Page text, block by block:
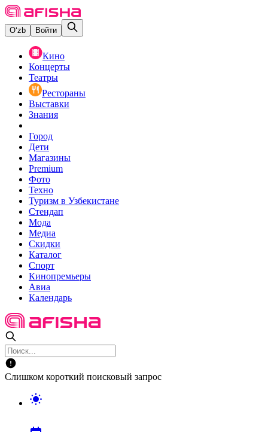
O‘zb Войти
Кино
Концерты
Театры
Рестораны
Выставки
Знания
Город
Дети
Магазины
Premium
Фото
Техно
Туризм в Узбекистане
Стендап
Мода
Медиа
Скидки
Каталог
Спорт
Кинопремьеры
Авиа
Календарь
Слишком короткий поисковый запрос